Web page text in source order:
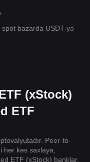
bazarda USDT-yə
(xStock)
ETF
Peer-to-
kəs saxlaya,
ETF (xStock) banklar,